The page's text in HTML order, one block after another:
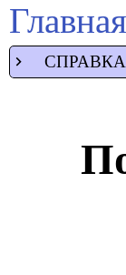
Главная
СПРАВКА